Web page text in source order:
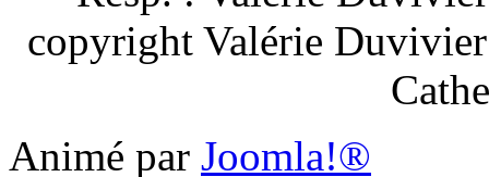
copyright Valérie
Animé par Joomla!®